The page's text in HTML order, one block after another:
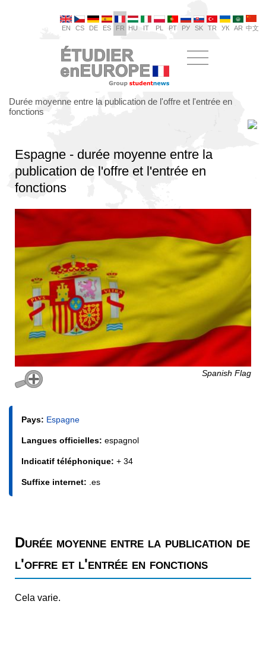
EN CS DE ES FR HU IT PL PT РУ SK TR УК AR 中文
Durée moyenne entre la publication de l'offre et l'entrée en
fonctions
Espagne - durée moyenne entre la
publication de l'offre et l'entrée en
fonctions
Spanish Flag
Pays: Espagne
Langues officielles: espagnol
Indicatif téléphonique: + 34
Suffixe internet: .es
Durée moyenne entre la publication de
l'offre et l'entrée en fonctions
Cela varie.